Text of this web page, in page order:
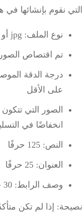
التي نقوم بإنشائها في
نوع الملف: jpg أو png
تم اقتصاص الصور إلى
على الأقل
انخفاضًا في
النص: 125 حرفًا
العنوان: 25 حرفًا
وصف الرابط: 30 حرفًا
نصيحة: إذا لم تكن